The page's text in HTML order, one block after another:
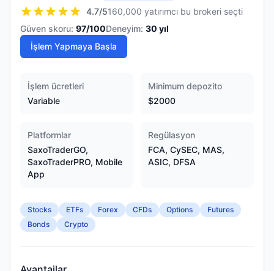
4.7/5160,000 yatırımcı bu brokeri seçti
Güven skoru: 97/100Deneyim: 30 yıl
İşlem Yapmaya Başla
İşlem ücretleri
Variable
Minimum depozito
$2000
Platformlar
SaxoTraderGO,
SaxoTraderPRO, Mobile
App
Regülasyon
FCA, CySEC, MAS,
ASIC, DFSA
Stocks ETFs Forex CFDs Options
Futures
Bonds
Crypto